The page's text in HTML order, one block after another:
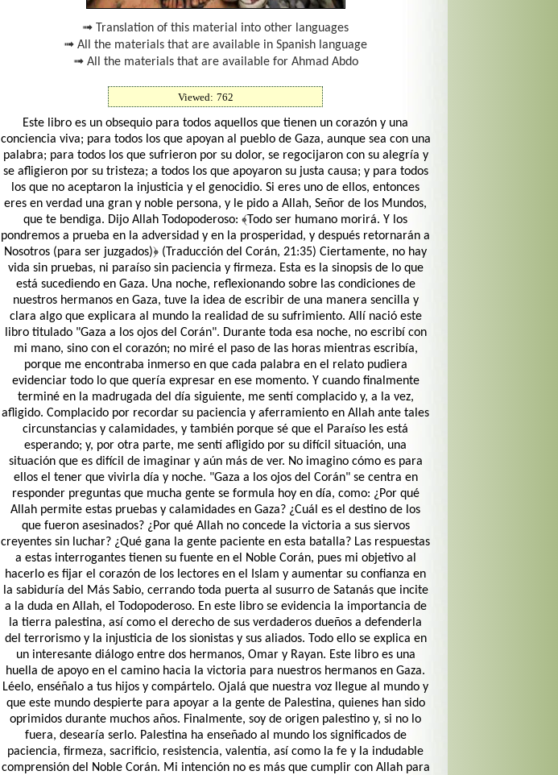
➟ Translation of this material into other languages
➟ All the materials that are available in Spanish language
➟ All the materials that are available for Ahmad Abdo
Viewed: 762
Este libro es un obsequio para todos aquellos que tienen un corazón y una
conciencia viva; para todos los que apoyan al pueblo de Gaza, aunque sea con una
palabra; para todos los que sufrieron por su dolor, se regocijaron con su alegría y
se afligieron por su tristeza; a todos los que apoyaron su justa causa; y para todos
los que no aceptaron la injusticia y el genocidio. Si eres uno de ellos, entonces
eres en verdad una gran y noble persona, y le pido a Allah, Señor de los Mundos,
que te bendiga. Dijo Allah Todopoderoso: ﴾Todo ser humano morirá. Y los
pondremos a prueba en la adversidad y en la prosperidad, y después retornarán a
Nosotros (para ser juzgados)﴿ (Traducción del Corán, 21:35) Ciertamente, no hay
vida sin pruebas, ni paraíso sin paciencia y firmeza. Esta es la sinopsis de lo que
está sucediendo en Gaza. Una noche, reflexionando sobre las condiciones de
nuestros hermanos en Gaza, tuve la idea de escribir de una manera sencilla y
clara algo que explicara al mundo la realidad de su sufrimiento. Allí nació este
libro titulado "Gaza a los ojos del Corán". Durante toda esa noche, no escribí con
mi mano, sino con el corazón; no miré el paso de las horas mientras escribía,
porque me encontraba inmerso en que cada palabra en el relato pudiera
evidenciar todo lo que quería expresar en ese momento. Y cuando finalmente
terminé en la madrugada del día siguiente, me sentí complacido y, a la vez,
afligido. Complacido por recordar su paciencia y aferramiento en Allah ante tales
circunstancias y calamidades, y también porque sé que el Paraíso les está
esperando; y, por otra parte, me sentí afligido por su difícil situación, una
situación que es difícil de imaginar y aún más de ver. No imagino cómo es para
ellos el tener que vivirla día y noche. "Gaza a los ojos del Corán" se centra en
responder preguntas que mucha gente se formula hoy en día, como: ¿Por qué
Allah permite estas pruebas y calamidades en Gaza? ¿Cuál es el destino de los
que fueron asesinados? ¿Por qué Allah no concede la victoria a sus siervos
creyentes sin luchar? ¿Qué gana la gente paciente en esta batalla? Las respuestas
a estas interrogantes tienen su fuente en el Noble Corán, pues mi objetivo al
hacerlo es fijar el corazón de los lectores en el Islam y aumentar su confianza en
la sabiduría del Más Sabio, cerrando toda puerta al susurro de Satanás que incite
a la duda en Allah, el Todopoderoso. En este libro se evidencia la importancia de
la tierra palestina, así como el derecho de sus verdaderos dueños a defenderla
del terrorismo y la injusticia de los sionistas y sus aliados. Todo ello se explica en
un interesante diálogo entre dos hermanos, Omar y Rayan. Este libro es una
huella de apoyo en el camino hacia la victoria para nuestros hermanos en Gaza.
Léelo, enséñalo a tus hijos y compártelo. Ojalá que nuestra voz llegue al mundo y
que este mundo despierte para apoyar a la gente de Palestina, quienes han sido
oprimidos durante muchos años. Finalmente, soy de origen palestino y, si no lo
fuera, desearía serlo. Palestina ha enseñado al mundo los significados de
paciencia, firmeza, sacrificio, resistencia, valentía, así como la fe y la indudable
comprensión del Noble Corán. Mi intención no es más que cumplir con Allah para